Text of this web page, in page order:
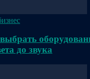
до звука